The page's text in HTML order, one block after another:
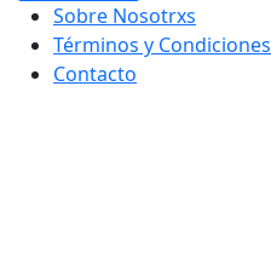
Sobre Nosotrxs
Términos y Condiciones
Contacto